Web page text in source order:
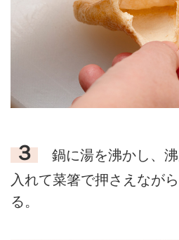
３
鍋に湯を沸かし、
入れて菜箸で押さえなが
る。